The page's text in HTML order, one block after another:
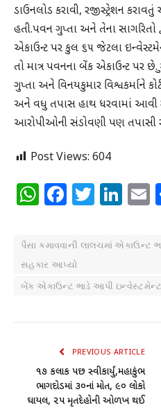
ડાઉનલોડ કરાવી, રજીસ્ટ્રેશન
હતી.પવન ગુપ્તા અને તેના સાગરિતો
એકાઉન્ટ પર કુલ ૬૫ જેટલા
તો માત્ર પવનના બેંક એકાઉન્ટ પર
ગુપ્તા અને વિનયકુમાર વિશ્વકર્માને
અને વધુ તપાસ હાથ ધરવામાં
આરોપીઓની સંડોવણી પણ તપાસી
Post Views: 604
WhatsApp
પૈસા કમાવવાની લાલચમાં એકાઉન્ટ
સહકાર આપ્યો
બેંક એકાઉન્ટ ભાડે આપી ઇન્વેસ્ટમેન્ટ
PREVIOUS ARTICLE
૧૭ કલાક પછી સ્વીકાર્યું,મહાકુંભ
ભાગદોડમાં ૩૦નાં મોત, ૯૦ લોકો
ઘાયલ, ૨૫ મૃતદેહોની ઓળખ થઈ